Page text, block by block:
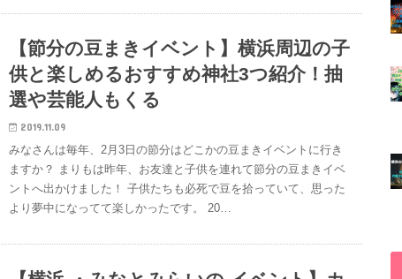
【節分の豆まきイベント】横浜周辺の子
供と楽しめるおすすめ神社3つ紹介！抽
選や芸能人もくる
2019.11.09
みなさんは毎年、2月3日の節分はどこかの豆まきイベントに行き
ますか？ まりもは昨年、お友達と子供を連れて節分の豆まきイベ
ントへ出かけました！ 子供たちも必死で豆を拾っていて、思った
より夢中になってて楽しかったです。 20…